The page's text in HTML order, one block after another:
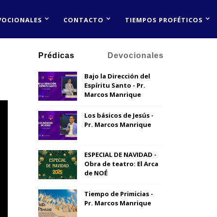
CONTACTO TIEMPOS PROFÉTICOS
Prédicas Devocionales
Bajo la Dirección del
Espíritu Santo - Pr.
Marcos Manrique
Los básicos de Jesús -
Pr. Marcos Manrique
ESPECIAL DE NAVIDAD -
Obra de teatro: El Arca
de NOÉ
Tiempo de Primicias -
Pr. Marcos Manrique